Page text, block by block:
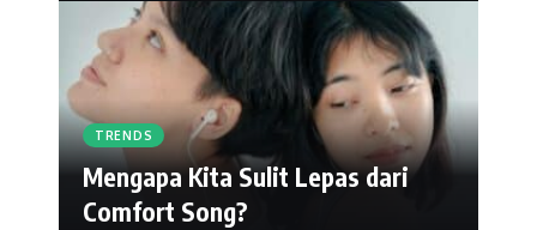
TRENDS
Mengapa Kita Sulit Lepas dari
Comfort Song?